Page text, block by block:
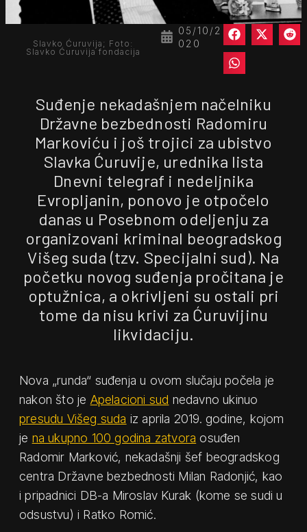
05/10/2
020
Slavko Ćuruvija; Foto:
Slavko Ćuruvija fondacija
Suđenje nekadašnjem načelniku
Državne bezbednosti Radomiru
Markoviću i još trojici za ubistvo
Slavka Ćuruvije, urednika lista
Dnevni telegraf i nedeljnika
Evropljanin, ponovo je otpočelo
danas u Posebnom odeljenju za
organizovani kriminal beogradskog
Višeg suda (tzv. Specijalni sud). Na
početku novog suđenja pročitana je
optužnica, a okrivljeni su ostali pri
tome da nisu krivi za Ćuruvijinu
likvidaciju.
Nova „runda“ suđenja u ovom slučaju počela je
nakon što je Apelacioni sud nedavno ukinuo
presudu Višeg suda iz aprila 2019. godine, kojom
je na ukupno 100 godina zatvora osuđen
Radomir Marković, nekadašnji šef beogradskog
centra Državne bezbednosti Milan Radonjić, kao
i pripadnici DB-a Miroslav Kurak (kome se sudi u
odsustvu) i Ratko Romić.